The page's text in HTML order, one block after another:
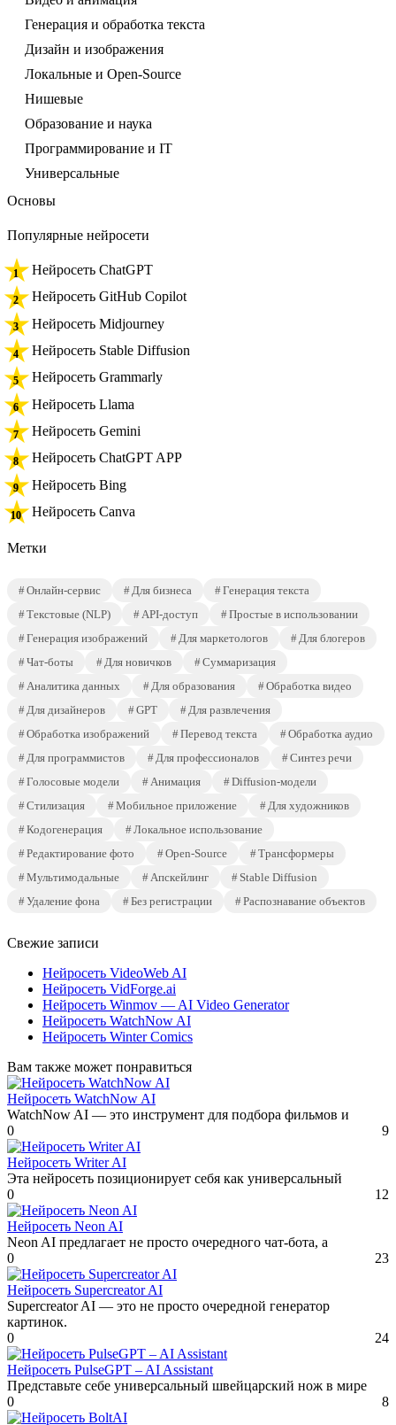
Генерация и обработка текста
Дизайн и изображения
Локальные и Open-Source
Нишевые
Образование и наука
Программирование и IT
Универсальные
Основы
Популярные нейросети
Нейросеть ChatGPT
Нейросеть GitHub Copilot
Нейросеть Midjourney
Нейросеть Stable Diffusion
Нейросеть Grammarly
Нейросеть Llama
Нейросеть Gemini
Нейросеть ChatGPT APP
Нейросеть Bing
Нейросеть Canva
Метки
Онлайн-сервис Для бизнеса
Генерация текста
Текстовые (NLP)
API-доступ
Простые в использовании
Генерация изображений
Для маркетологов
Для блогеров
Чат-боты
Для новичков
Суммаризация
Аналитика данных
Для образования
Обработка видео
Для дизайнеров
GPT
Для развлечения
Обработка изображений
Перевод текста
Обработка аудио
Для программистов
Для профессионалов
Синтез речи
Голосовые модели
Анимация
Diffusion-модели
Стилизация
Мобильное приложение
Для художников
Кодогенерация
Локальное использование
Редактирование фото
Open-Source
Трансформеры
Мультимодальные
Апскейлинг
Stable Diffusion
Удаление фона
Без регистрации Распознавание объектов
Свежие записи
Нейросеть VideoWeb AI
Нейросеть VidForge.ai
Нейросеть Winmov — AI Video Generator
Нейросеть WatchNow AI
Нейросеть Winter Comics
Вам также может понравиться
Нейросеть WatchNow AI
WatchNow AI — это инструмент для подбора фильмов и
0
9
Нейросеть Writer AI
Эта нейросеть позиционирует себя как универсальный
0
12
Нейросеть Neon AI
Neon AI предлагает не просто очередного чат-бота, а
0
23
Нейросеть Supercreator AI
Supercreator AI — это не просто очередной генератор
картинок.
0
24
Нейросеть PulseGPT – AI Assistant
Представьте себе универсальный швейцарский нож в мире
0
8